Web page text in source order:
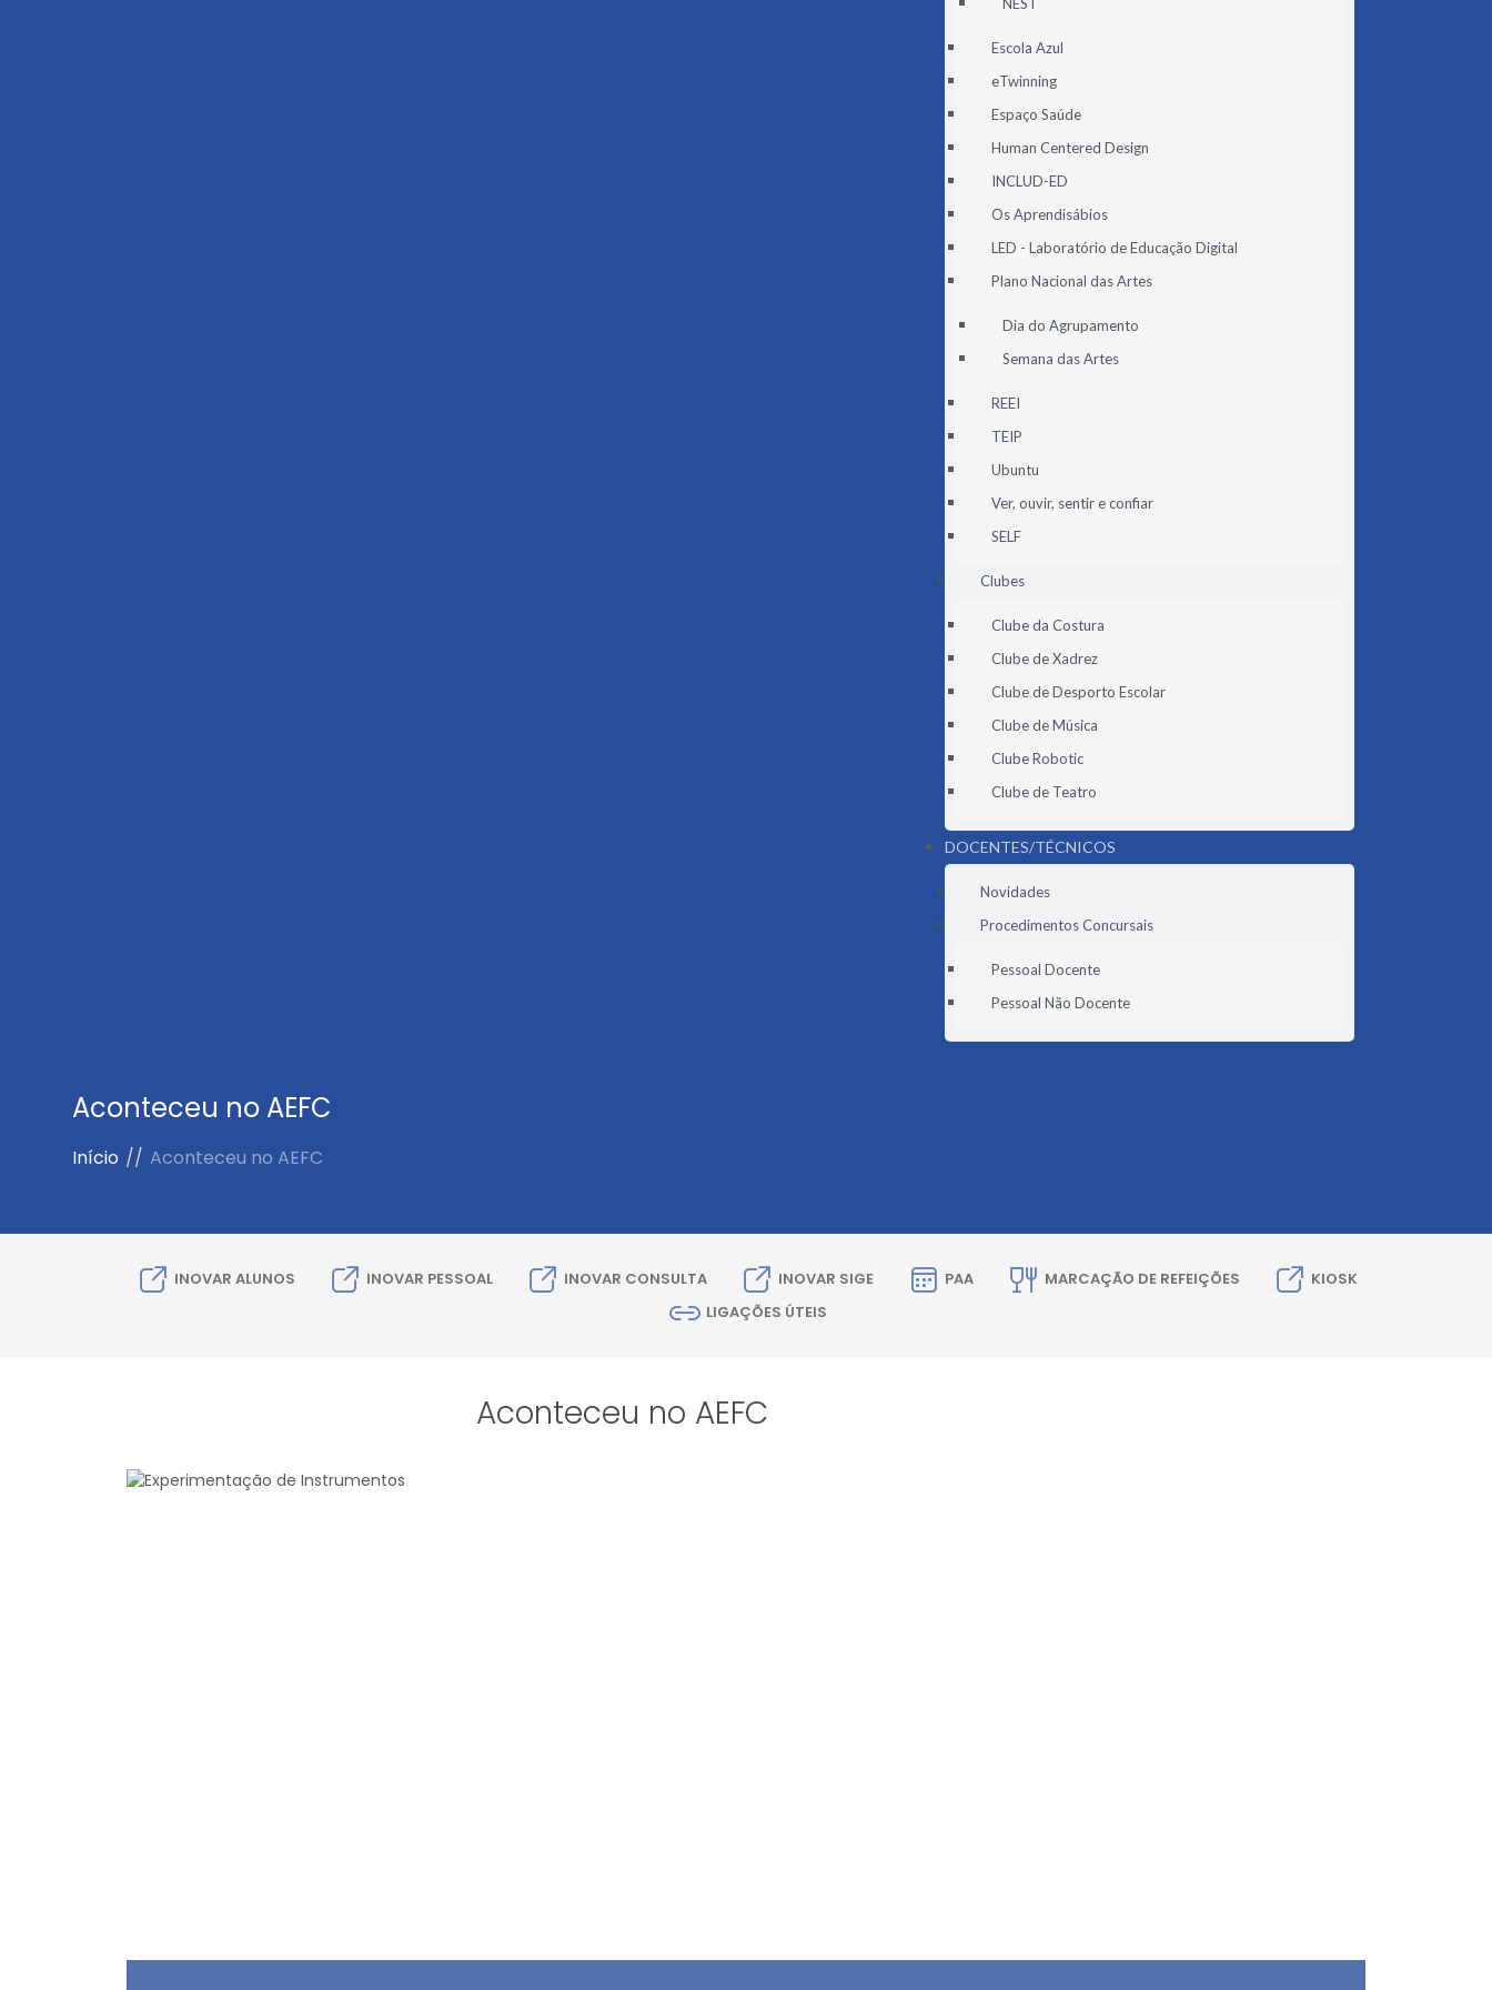
Escola Azul
eTwinning
Espaço Saúde
Human Centered Design
INCLUD-ED
Os Aprendisábios
LED - Laboratório de Educação Digital
Plano Nacional das Artes
Dia do Agrupamento
Semana das Artes
REEI
TEIP
Ubuntu
Ver, ouvir, sentir e confiar
SELF
Clubes
Clube da Costura
Clube de Xadrez
Clube de Desporto Escolar
Clube de Música
Clube Robotic
Clube de Teatro
DOCENTES/TÉCNICOS
Novidades
Procedimentos Concursais
Pessoal Docente
Pessoal Não Docente
Aconteceu no AEFC
Início // Aconteceu no AEFC
INOVAR ALUNOS INOVAR PESSOAL INOVAR CONSULTA INOVAR SIGE PAA MARCAÇÃO DE REFEIÇÕES
KIOSK
LIGAÇÕES ÚTEIS
Aconteceu no AEFC